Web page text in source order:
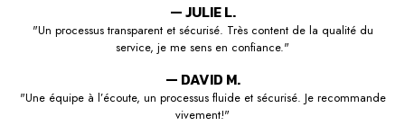
— JULIE L.
"Un processus transparent et sécurisé. Très content de la qualité du
service, je me sens en confiance."
— DAVID M.
"Une équipe à l’écoute, un processus fluide et sécurisé. Je recommande
vivement!"